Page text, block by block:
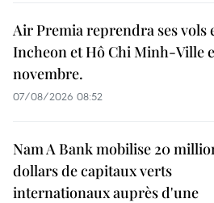
Air Premia reprendra ses vols
Incheon et Hô Chi Minh-Ville
novembre.
07/08/2026 08:52
Nam A Bank mobilise 20
dollars de capitaux verts
internationaux auprès d'une